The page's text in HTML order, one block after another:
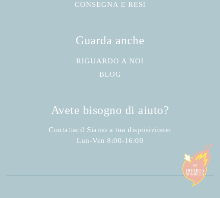
CONSEGNA E RESI
Guarda anche
RIGUARDO A NOI
BLOG
Avete bisogno di aiuto?
Contattaci! Siamo a tua disposizione:
Lun-Ven 8:00-16:00